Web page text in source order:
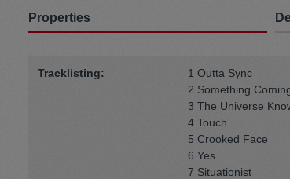
Properties
Tracklisting:
1 Outta Sync
2 Something
3 The Universe
4 Touch
5 Crooked Face
6 Yes
7 Situationist